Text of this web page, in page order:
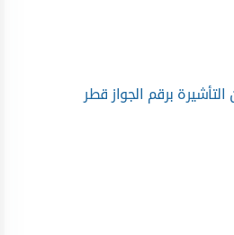
برقم الجواز قطر